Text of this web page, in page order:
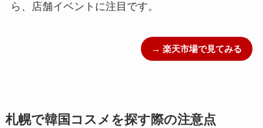
ら、店舗イベントに注目です。
→ 楽天市場で見てみる
札幌で韓国コスメを探す際の注意点